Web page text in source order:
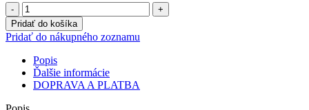
množstvo
Kľučka
012
-
Ø
19mm
-
80x130
mm
Pridať do košíka
Pridať do nákupného zoznamu
Popis
Ďalšie informácie
DOPRAVA A PLATBA